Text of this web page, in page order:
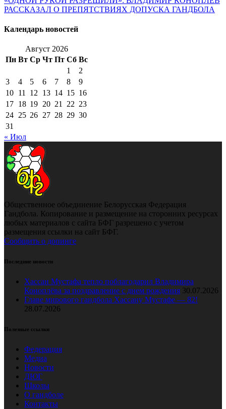
РАССКАЗАЛ О ПРЕПЯТСТВИЯХ ДОПУСКА ГАНДБОЛА
Календарь новостей
Август 2026
Пн Вт Ср Чт Пт Сб Вс
1
2
3
4 5 6 7 8
9
10 11 12 13 14 15 16
17 18 19 20 21 22 23
24 25 26 27 28 29 30
31
« Июл
Общественное объединение Белорусская Федерация
Гандбола. Копирование и размещение на сторонних ресурсах
любых материалов с сайта БФГ разрешено с учетом
размещения ссылки на сайт БФГ.
Сообщить о допинге
Последние новости
Хассан Мустафа тепло поблагодарил Владимира
Коноплёва за поздравление с днем рождения 30.07.2026
Главе мирового гандбола Хассану Мустафе — 82!
28.07.2026
Полезные ссылки
Федерация
Медиа
Новости
ДЮГ
Школы
О гандболе
Контакты